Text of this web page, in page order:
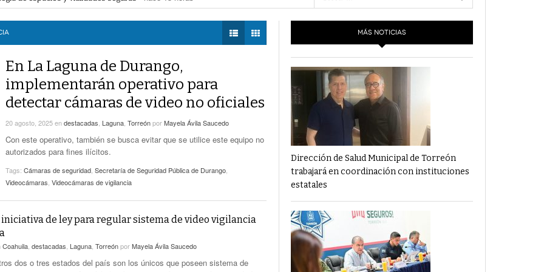
Estatales- hace 15 horas -
Proponen Más Tecnología Para Vigilar La
Movilidad De Taxis
- hace 16 horas -
Detienen A 18 Personas En Centro Comercial
Realizan En Torreón Trámites De Licencias De
Construcción- hace 16 horas -
TWEETS AND
LA MEJOR 97.1
ESTÉREO GALLITO
Financiamiento’ Por PC29
‘La Laguna: Bomba De Tiempo Por Falta De
Planeación’ Por PC29
‘Las Corrupciones, Sus Formas Y Efectos’ Por
PC29- 7 mayo, 2021
movilidad de taxis- hace 16 horas -
de Torreón- hace 16 horas -
de construcción
En La Laguna de Durango,
implementarán operativo para
detectar cámaras de video no oficiales
20 agosto, 2025endestacadas Laguna TorreónporMayela Ávila Saucedo
Con este operativo, también se busca evitar que se utilice este equipo no
autorizados para fines ilícitos.
Tags: Cámaras de seguridad Secretaría de Seguridad Pública de Durango
Videocámaras Videocámaras de vigilancia
de ley para regular sistema de video vigilancia
Coahuila destacadas Laguna TorreónporMayela Ávila Saucedo
dos o tres estados del país son los únicos que poseen sistema de
MÁS NOTICIAS
Dirección de Salud Municipal de Torreón
trabajará en coordinación con instituciones
estatales